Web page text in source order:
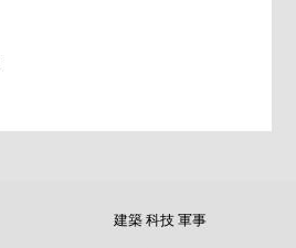
建築 科技 軍事